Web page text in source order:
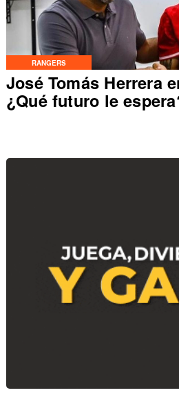
RANGERS
José Tomás Herrera
¿Qué futuro le